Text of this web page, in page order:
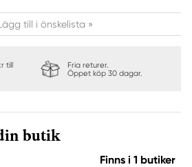
till i önskelista »
till
Fria returer.
Öppet köp 30 dagar.
butik
Finns i 1 butiker